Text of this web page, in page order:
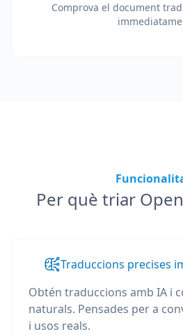
Comprova el document
Per què triar
Traduccions precises
Obtén traduccions amb IA i
naturals. Pensades per a
i usos reals.